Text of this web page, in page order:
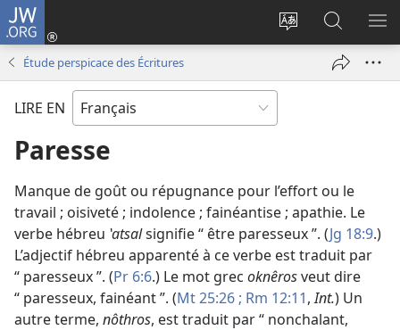
JW.ORG
Changer
langue
Se
connecter
nouvelle
sur
JW.ORG
Étude perspicace des Écritures
LIRE EN
Paresse
Manque de goût ou répugnance pour l’effort ou le
travail ; oisiveté ; indolence ; fainéantise ; apathie. Le
verbe hébreu ʽatsalsignifie “ être paresseux ”. (Jg 18:9.)
L’adjectif hébreu apparenté à ce verbe est traduit par
“ paresseux ”. (Pr 6:6.) Le mot grec oknêrosveut dire
“ paresseux, fainéant ”. (Mt 25:26 ; Rm 12:11,Int.) Un
autre terme, nôthros, est traduit par “ nonchalant,